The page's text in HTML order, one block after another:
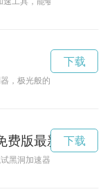
，极光般的速度让用户畅
下载
费版最新版
黑洞加速器吧！它能有效
下载